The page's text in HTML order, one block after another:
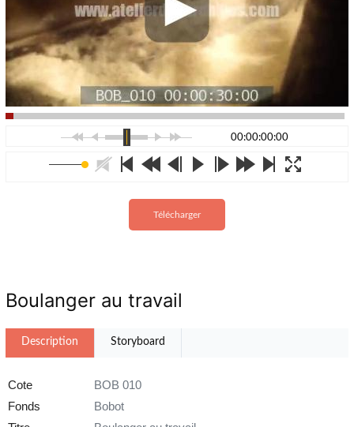
00:00:00:00
Télécharger
Boulanger au travail
Description Storyboard
Cote
BOB 010
Fonds
Bobot